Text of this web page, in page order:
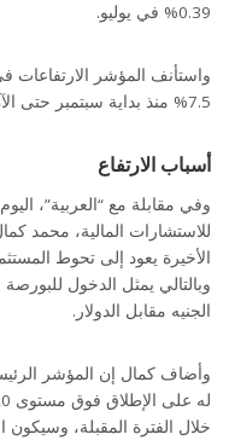
0.39% في يوليو.
7.5% منذ بداية سبتمبر حتى الآن.
أسباب الارتفاع
وفي مقابلة مع “العربية”،
للاستشارات المالية، محمد
الأخيرة يعود إلى تحوط
وبالتالي يمثل الدخول
الجنيه مقابل الدولار.
خلال الفترة المقبلة،